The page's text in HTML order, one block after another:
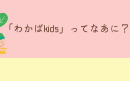
「わかばkids」ってなあに？